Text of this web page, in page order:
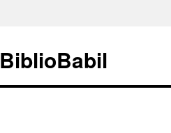
BiblioBabil